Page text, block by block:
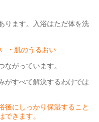
ります。入浴はただ体を洗
・肌のうるおい
がっています。
がすべて解決するわけでは
後にしっかり保湿すること
できます。